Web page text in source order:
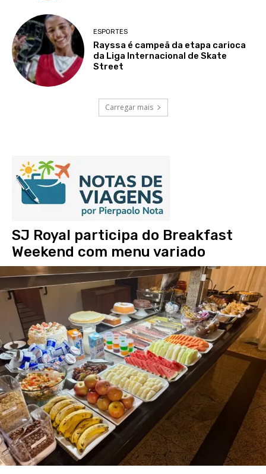
ESPORTES
Rayssa é campeã da etapa carioca
da Liga Internacional de Skate
Street
Carregar mais